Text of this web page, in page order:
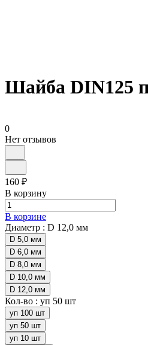
Шайба DIN125
0
Нет отзывов
160 ₽
В корзину
В корзине
Диаметр : D 12,0 мм
D 5,0 мм
D 6,0 мм
D 8,0 мм
D 10,0 мм
D 12,0 мм
Кол-во : уп 50 шт
уп 100 шт
уп 50 шт
уп 10 шт